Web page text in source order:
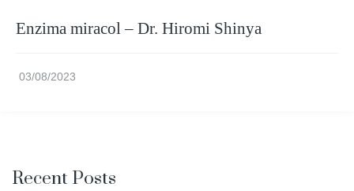
Enzima miracol – Dr. Hiromi Shinya
03/08/2023
Recent Posts